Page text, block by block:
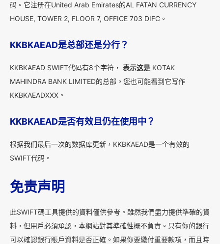
码。它注册在United Arab Emirates的AL FATAN CURRENCY
HOUSE, TOWER 2, FLOOR 7, OFFICE 703 DIFC。
KKBKAEAD是总部还是分行？
KKBKAEAD SWIFT代码有8个字符， 表示这是 KOTAK
MAHINDRA BANK LIMITED的总部。您也可能看到它写作
KKBKAEADXXX。
KKBKAEAD是否有效且仍在使用中？
根据我们最后一次的数据库更新，KKBKAEAD是一个有效的
SWIFT代码。
免责声明
此SWIFT碼工具提供的資料僅供參考。雖然我們盡力提供準確的資
料，但用戶必須承認，本網站對其準確性概不負責。只有你的銀行
可以確認銀行賬戶資料是否正確。如果你要繳付重要款項，而且時